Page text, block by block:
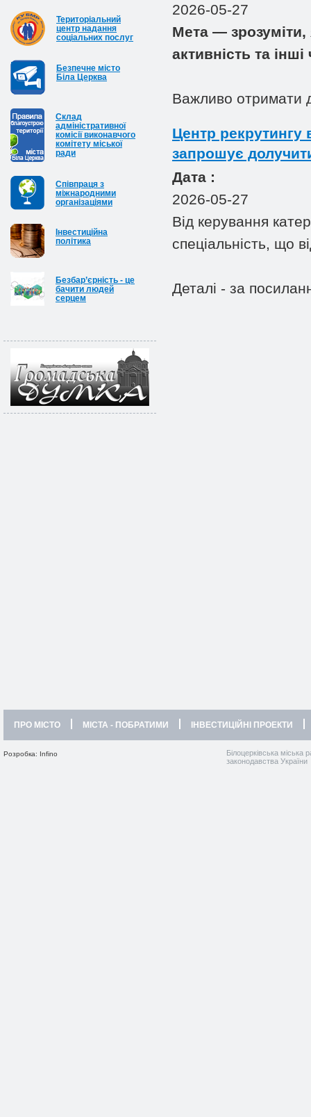
Територіальний
центр надання
соціальних послуг
Безпечне місто
Біла Церква
Cклад
адміністративної
комісії виконавчого
комітету міської
ради
Співпраця з
міжнародними
організаціями
Інвестиційна
політика
Безбар’єрність - це
бачити людей
серцем
2026-05-27
Мета — зрозуміти,
активність та
Важливо отримати
Центр рекрутингу
запрошує
Дата :
2026-05-27
Від керування
спеціальність, що
Деталі - за
ПРО МІСТО МІСТА - ПОБРАТИМИ ІНВЕСТИЦІЙНІ ПРОЕКТИ
Розробка: Infino
Білоцерківська міська
законодавства України